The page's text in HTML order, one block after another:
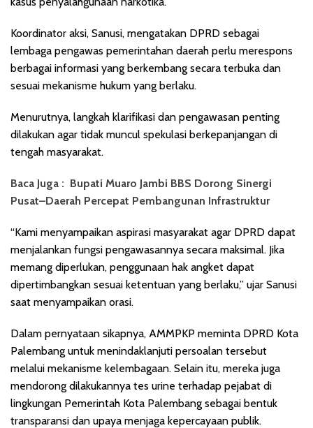
Koordinator aksi, Sanusi, mengatakan DPRD sebagai
lembaga pengawas pemerintahan daerah perlu merespons
berbagai informasi yang berkembang secara terbuka dan
sesuai mekanisme hukum yang berlaku.
Menurutnya, langkah klarifikasi dan pengawasan penting
dilakukan agar tidak muncul spekulasi berkepanjangan di
tengah masyarakat.
Baca Juga : Bupati Muaro Jambi BBS Dorong Sinergi
Pusat–Daerah Percepat Pembangunan Infrastruktur
“Kami menyampaikan aspirasi masyarakat agar DPRD dapat
menjalankan fungsi pengawasannya secara maksimal. Jika
memang diperlukan, penggunaan hak angket dapat
dipertimbangkan sesuai ketentuan yang berlaku,” ujar Sanusi
saat menyampaikan orasi.
Dalam pernyataan sikapnya, AMMPKP meminta DPRD Kota
Palembang untuk menindaklanjuti persoalan tersebut
melalui mekanisme kelembagaan. Selain itu, mereka juga
mendorong dilakukannya tes urine terhadap pejabat di
lingkungan Pemerintah Kota Palembang sebagai bentuk
transparansi dan upaya menjaga kepercayaan publik.